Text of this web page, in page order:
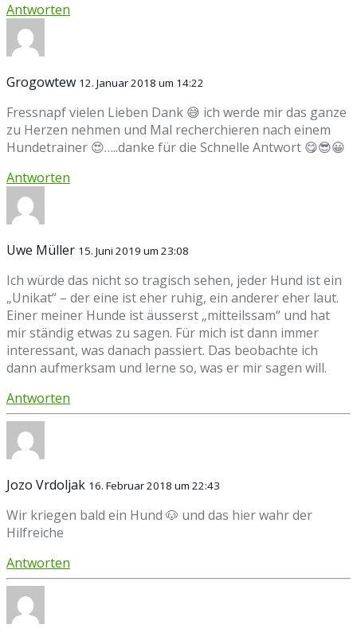
Antworten
Grogowtew 12. Januar 2018 um 14:22
Fressnapf vielen Lieben Dank 😅 ich werde mir das ganze
zu Herzen nehmen und Mal recherchieren nach einem
Hundetrainer 😍…..danke für die Schnelle Antwort 😋😎😀
Antworten
Uwe Müller 15. Juni 2019 um 23:08
Ich würde das nicht so tragisch sehen, jeder Hund ist ein
„Unikat“ – der eine ist eher ruhig, ein anderer eher laut.
Einer meiner Hunde ist äusserst „mitteilssam“ und hat
mir ständig etwas zu sagen. Für mich ist dann immer
interessant, was danach passiert. Das beobachte ich
dann aufmerksam und lerne so, was er mir sagen will.
Antworten
Jozo Vrdoljak 16. Februar 2018 um 22:43
Wir kriegen bald ein Hund 🐶 und das hier wahr der
Hilfreiche
Antworten